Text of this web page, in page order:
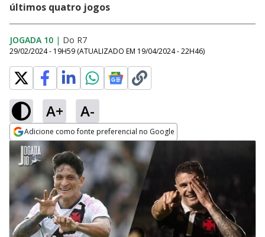
últimos quatro jogos
JOGADA 10 | Do R7
29/02/2024 - 19H59 (ATUALIZADO EM 19/04/2024 - 22H46)
A+ A-
Adicione como fonte preferencial no Google
Opens in new window